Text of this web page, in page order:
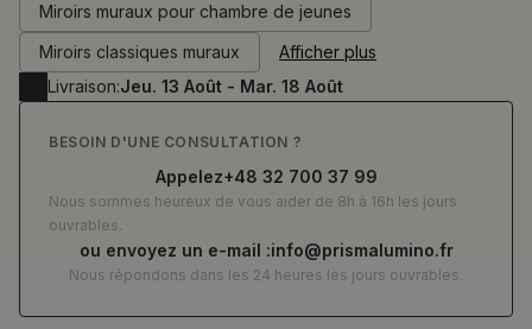
Miroirs muraux pour chambre de jeunes
Miroirs classiques muraux
Afficher plus
Livraison:Jeu. 13 Août - Mar. 18 Août
BESOIN D'UNE CONSULTATION ?
Appelez+48 32 700 37 99
Nous sommes heureux de vous aider de 8h à 16h les jours
ouvrables.
ou envoyez un e-mail :info@prismalumino.fr
Nous répondons dans les 24 heures les jours ouvrables.